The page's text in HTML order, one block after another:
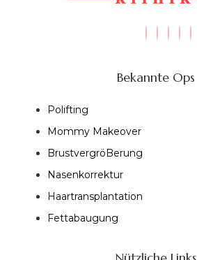
Bekannte Ops
Polifting
Mommy Makeover
BrustvergröBerung
Nasenkorrektur
Haartransplantation
Fettabaugung